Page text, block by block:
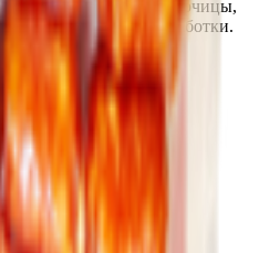
молока, сои, яиц, горчицы,
и продуктов их переработки.
: 0Калории 460